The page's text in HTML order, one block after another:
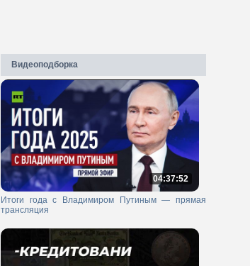
Видеоподборка
04:37:52
Итоги года с Владимиром Путиным — прямая
трансляция